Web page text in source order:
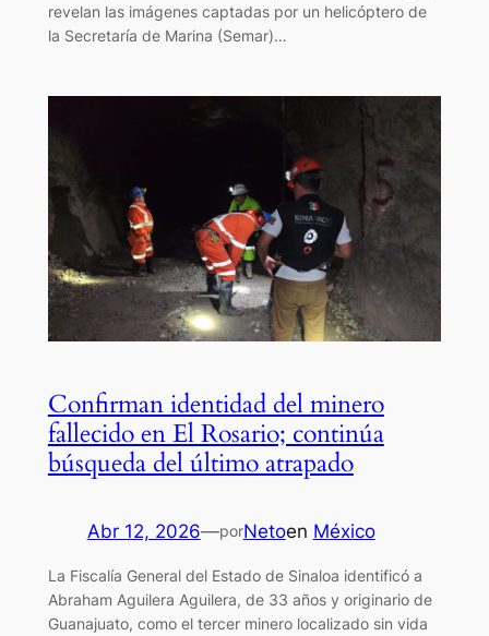
revelan las imágenes captadas por un helicóptero de
la Secretaría de Marina (Semar)…
Confirman identidad del minero
fallecido en El Rosario; continúa
búsqueda del último atrapado
Abr 12, 2026—porNetoen México
La Fiscalía General del Estado de Sinaloa identificó a
Abraham Aguilera Aguilera, de 33 años y originario de
Guanajuato, como el tercer minero localizado sin vida